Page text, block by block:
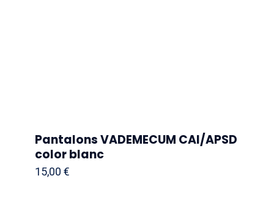
Pantalons VADEMECUM CAI/APSD
color blanc
15,00 €